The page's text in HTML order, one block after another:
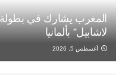
المغرب يشارك في بطولة
لاشابيل” بألمانيا
أغسطس 5, 2026